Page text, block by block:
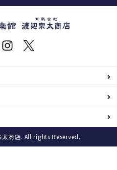
商店. All rights Reserved.